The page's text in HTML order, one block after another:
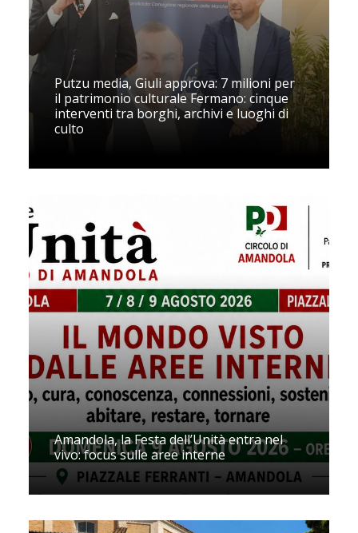
Putzu media, Giuli approva: 7 milioni per
il patrimonio culturale Fermano: cinque
interventi tra borghi, archivi e luoghi di
culto
Amandola, la Festa dell’Unità entra nel
vivo: focus sulle aree interne